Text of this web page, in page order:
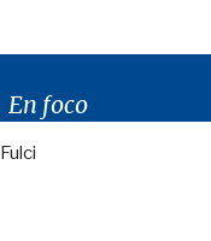
En foco
Fulci